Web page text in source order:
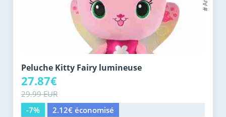
Peluche Kitty Fairy lumineuse
27.87€
29.99 EUR
-7%
2.12€ économisé